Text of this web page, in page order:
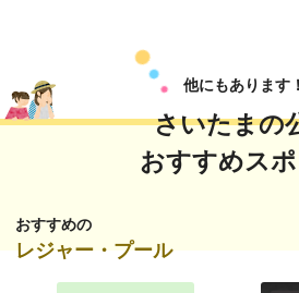
他にもあります！
さいたまの
おすすめス
おすすめの
レジャー・プール